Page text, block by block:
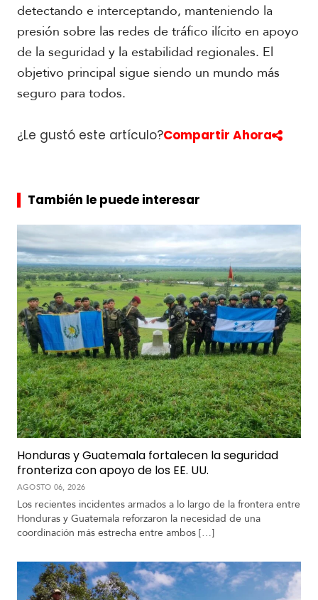
detectando e interceptando, manteniendo la
presión sobre las redes de tráfico ilícito en apoyo
de la seguridad y la estabilidad regionales. El
objetivo principal sigue siendo un mundo más
seguro para todos.
¿Le gustó este artículo?Compartir Ahora
También le puede interesar
Honduras y Guatemala fortalecen la seguridad
fronteriza con apoyo de los EE. UU.
AGOSTO 06, 2026
Los recientes incidentes armados a lo largo de la frontera entre
Honduras y Guatemala reforzaron la necesidad de una
coordinación más estrecha entre ambos […]